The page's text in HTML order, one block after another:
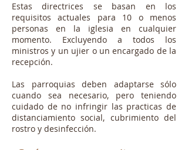
Estas directrices se basan en los
requisitos actuales para 10 o menos
personas en la iglesia en cualquier
momento. Excluyendo a todos los
ministros y un ujier o un encargado de la
recepción.
Las parroquias deben adaptarse sólo
cuando sea necesario, pero teniendo
cuidado de no infringir las practicas de
distanciamiento social, cubrimiento del
rostro y desinfección.